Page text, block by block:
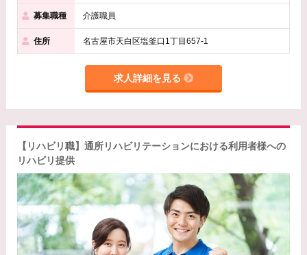
募集職種 介護職員
住所 名古屋市天白区塩釜口1丁目657-1
求人詳細を見る
【リハビリ職】通所リハビリテーションにおける利用者様への
リハビリ提供